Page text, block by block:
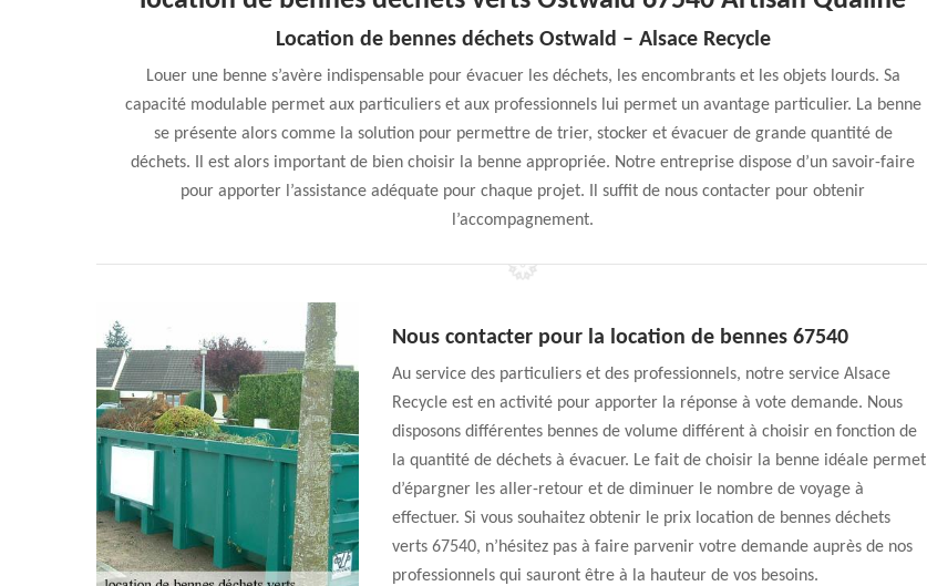
Location de bennes déchets Ostwald – Alsace Recycle
Louer une benne s’avère indispensable pour évacuer les déchets, les encombrants et les objets lourds. Sa
capacité modulable permet aux particuliers et aux professionnels lui permet un avantage particulier. La benne
se présente alors comme la solution pour permettre de trier, stocker et évacuer de grande quantité de
déchets. Il est alors important de bien choisir la benne appropriée. Notre entreprise dispose d’un savoir-faire
pour apporter l’assistance adéquate pour chaque projet. Il suffit de nous contacter pour obtenir
l’accompagnement.
Nous contacter pour la location de bennes 67540
Au service des particuliers et des professionnels, notre service Alsace
Recycle est en activité pour apporter la réponse à vote demande. Nous
disposons différentes bennes de volume différent à choisir en fonction de
la quantité de déchets à évacuer. Le fait de choisir la benne idéale permet
d’épargner les aller-retour et de diminuer le nombre de voyage à
effectuer. Si vous souhaitez obtenir le prix location de bennes déchets
verts 67540, n’hésitez pas à faire parvenir votre demande auprès de nos
professionnels qui sauront être à la hauteur de vos besoins.